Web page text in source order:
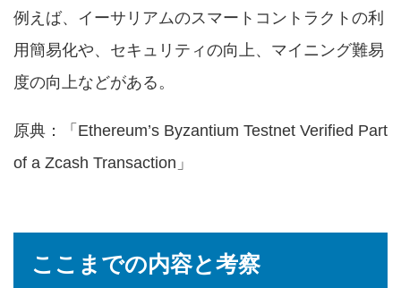
例えば、イーサリアムのスマートコントラクトの利
用簡易化や、セキュリティの向上、マイニング難易
度の向上などがある。
原典：「 Ethereum’s Byzantium Testnet Verified Part
of a Zcash Transaction 」
ここまでの内容と考察